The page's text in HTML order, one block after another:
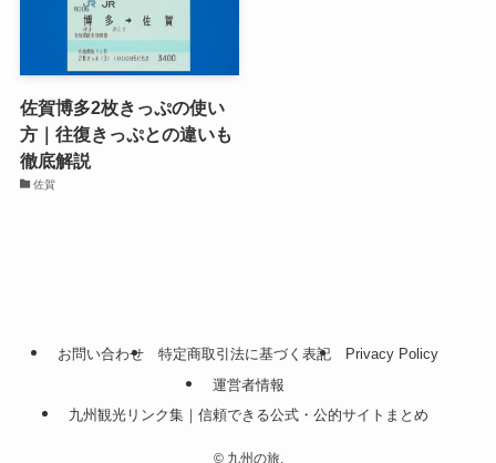
佐賀博多2枚きっぷの使い
方｜往復きっぷとの違いも
徹底解説
佐賀
お問い合わせ 特定商取引法に基づく表記
Privacy Policy
運営者情報
九州観光リンク集｜信頼できる公式・公的サイトまとめ
©九州の旅.